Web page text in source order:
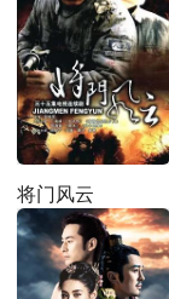
将门风云